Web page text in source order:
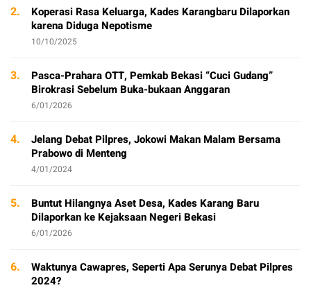
2.
Koperasi Rasa Keluarga, Kades Karangbaru Dilaporkan
karena Diduga Nepotisme
10/10/2025
3.
Pasca-Prahara OTT, Pemkab Bekasi “Cuci Gudang”
Birokrasi Sebelum Buka-bukaan Anggaran
6/01/2026
4.
Jelang Debat Pilpres, Jokowi Makan Malam Bersama
Prabowo di Menteng
4/01/2024
5.
Buntut Hilangnya Aset Desa, Kades Karang Baru
Dilaporkan ke Kejaksaan Negeri Bekasi
6/01/2026
6.
Waktunya Cawapres, Seperti Apa Serunya Debat Pilpres
2024?